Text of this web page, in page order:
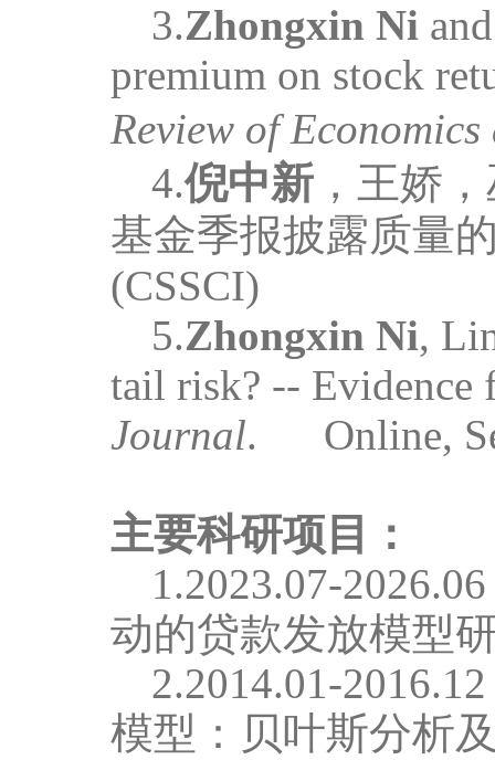
3.Zhongxin Ni and
premium on stock
Review of
4.倪中新 ， 王娇
基金季报披露质量
(CSSCI)
5.Zhongxin Ni,
tail risk? -- Evidence
Journal. Online,
主要科研项目：
1.2023.07-2026.06
动的贷款发放模型
2.2014.01-2016.12
模型：贝叶斯分析